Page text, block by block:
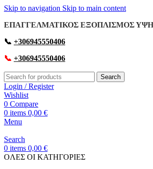
Skip to navigation Skip to main content
ΕΠΑΓΓΕΛΜΑΤΙΚΟΣ ΕΞΟΠΛΙΣΜΟΣ
📞 +306945550406
📞 +306945550406
Search
Login / Register
Wishlist
0 Compare
0 items 0,00 €
Menu
Search
0 items 0,00 €
OΛΕΣ ΟΙ ΚΑΤΗΓΟΡΙΕΣ